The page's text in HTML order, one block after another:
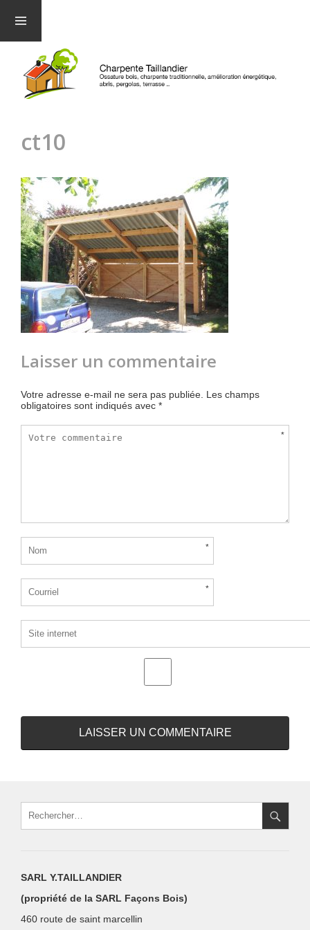
ct10
Laisser un commentaire
Votre adresse e-mail ne sera pas publiée. Les champs
obligatoires sont indiqués avec *
*
*
*
SARL Y.TAILLANDIER
(propriété de la SARL Façons Bois)
460 route de saint marcellin